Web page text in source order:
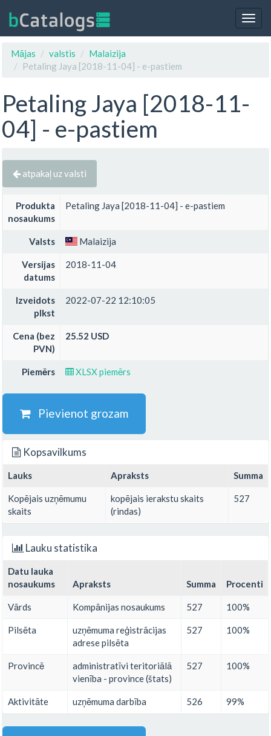
Mājas
valstis
Malaizija
Petaling Jaya [2018-11-04] - e-pastiem
Petaling Jaya [2018-11-
04] - e-pastiem
atpakaļ uz valsti
Produkta
nosaukums
Petaling Jaya [2018-11-04] - e-pastiem
Valsts Malaizija
Versijas
datums
2018-11-04
Izveidots
plkst
2022-07-22 12:10:05
Cena (bez
PVN)
25.52 USD
Piemērs XLSX piemērs
Pievienot grozam
Kopsavilkums
Lauks Apraksts Summa
Kopējais uzņēmumu
skaits
kopējais ierakstu skaits
(rindas)
527
Lauku statistika
Datu lauka
nosaukums
Apraksts Summa Procenti
Vārds Kompānijas nosaukums 527 100%
Pilsēta
uzņēmuma reģistrācijas
adrese pilsēta
527 100%
Provincē
administratīvi teritoriālā
vienība - province (štats)
527 100%
Aktivitāte uzņēmuma darbība 526 99%